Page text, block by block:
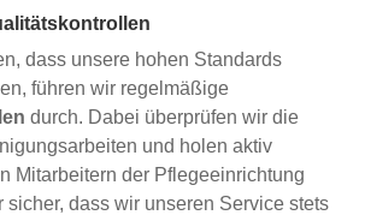
dass unsere hohen Standards
führen wir regelmäßige
durch. Dabei überprüfen wir die
und holen aktiv
Mitarbeitern der Pflegeeinrichtung
sicher, dass wir unseren Service stets